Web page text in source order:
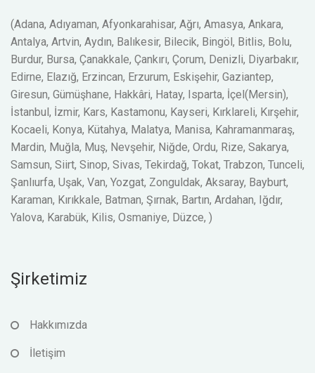
(Adana, Adıyaman, Afyonkarahisar, Ağrı, Amasya, Ankara,
Antalya, Artvin, Aydın, Balıkesir, Bilecik, Bingöl, Bitlis, Bolu,
Burdur, Bursa, Çanakkale, Çankırı, Çorum, Denizli, Diyarbakır,
Edirne, Elazığ, Erzincan, Erzurum, Eskişehir, Gaziantep,
Giresun, Gümüşhane, Hakkâri, Hatay, Isparta, İçel(Mersin),
İstanbul, İzmir, Kars, Kastamonu, Kayseri, Kırklareli, Kırşehir,
Kocaeli, Konya, Kütahya, Malatya, Manisa, Kahramanmaraş,
Mardin, Muğla, Muş, Nevşehir, Niğde, Ordu, Rize, Sakarya,
Samsun, Siirt, Sinop, Sivas, Tekirdağ, Tokat, Trabzon, Tunceli,
Şanlıurfa, Uşak, Van, Yozgat, Zonguldak, Aksaray, Bayburt,
Karaman, Kırıkkale, Batman, Şırnak, Bartın, Ardahan, Iğdır,
Yalova, Karabük, Kilis, Osmaniye, Düzce, )
Şirketimiz
Hakkımızda
İletişim